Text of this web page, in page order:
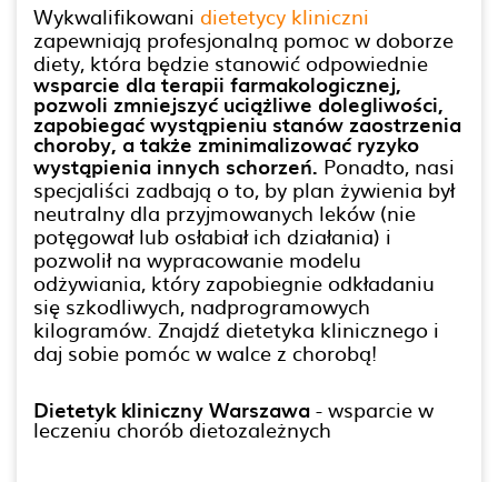
Wykwalifikowani dietetycy kliniczni
zapewniają profesjonalną pomoc w doborze
diety, która będzie stanowić odpowiednie
wsparcie dla terapii farmakologicznej,
pozwoli zmniejszyć uciążliwe dolegliwości,
zapobiegać wystąpieniu stanów zaostrzenia
choroby, a także zminimalizować ryzyko
wystąpienia innych schorzeń. Ponadto, nasi
specjaliści zadbają o to, by plan żywienia był
neutralny dla przyjmowanych leków (nie
potęgował lub osłabiał ich działania) i
pozwolił na wypracowanie modelu
odżywiania, który zapobiegnie odkładaniu
się szkodliwych, nadprogramowych
kilogramów. Znajdź dietetyka klinicznego i
daj sobie pomóc w walce z chorobą!
Dietetyk kliniczny Warszawa- wsparcie w
leczeniu chorób dietozależnych